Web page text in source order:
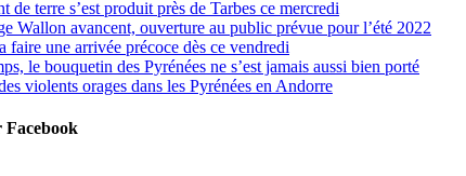
de terre s’est produit près de Tarbes ce mercredi
Wallon avancent, ouverture au public prévue pour l’été 2022
faire une arrivée précoce dès ce vendredi
le bouquetin des Pyrénées ne s’est jamais aussi bien porté
violents orages dans les Pyrénées en Andorre
Facebook